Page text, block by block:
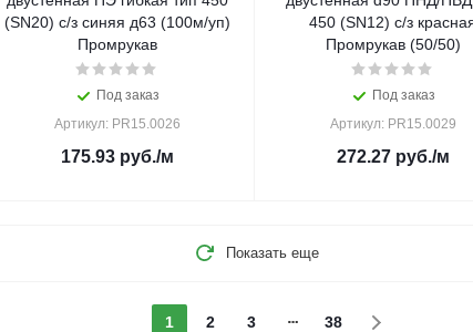
(SN20) с/з синяя д63 (100м/уп)
Промрукав
Под заказ
Артикул: PR15.0026
175.93руб./м
450 (SN12) с/з красная
Промрукав (50/50)
Под заказ
Артикул: PR15.0029
272.27руб./м
Показать еще
1 2 3 38